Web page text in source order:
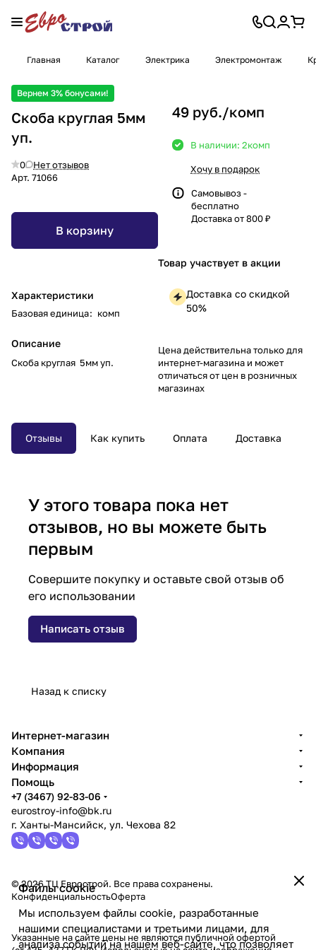
Главная Каталог Электрика Электромонтаж
Вернем 3% бонусами!
Скоба круглая 5мм
уп.
0
Нет отзывов
Арт. 71066
В корзину
Характеристики
Базовая единица: комп
Описание
Скоба круглая 5мм уп.
49 руб./комп
В наличии: 2комп
Хочу в подарок
Самовывоз -
бесплатно
Доставка от 800 ₽
Товар участвует в акции
Доставка со скидкой
50%
Цена действительна только для
интернет-магазина и может
отличаться от цен в розничных
магазинах
Отзывы Как купить Оплата Доставка
У этого товара пока нет
отзывов, но вы можете быть
первым
Совершите покупку и оставьте свой отзыв об
его использовании
Написать отзыв
Назад к списку
Файлы cookie
Мы используем файлы cookie, разработанные
нашими специалистами и третьими лицами, для
анализа событий на нашем веб-сайте, что позволяет
Интернет-магазин
Компания
Информация
Помощь
+7 (3467) 92-83-06
eurostroy-info@bk.ru
г. Ханты-Мансийск, ул. Чехова 82
© 2026 ТЦ Еврострой. Все права сохранены.
КонфиденциальностьОферта
Указанные на сайте цены не являются публичной офертой